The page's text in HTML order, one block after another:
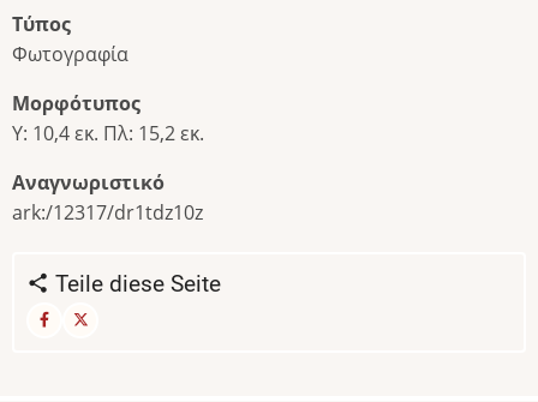
Τύπος
Φωτογραφία
Μορφότυπος
Υ: 10,4 εκ. Πλ: 15,2 εκ.
Αναγνωριστικό
ark:/12317/dr1tdz10z
Teile diese Seite